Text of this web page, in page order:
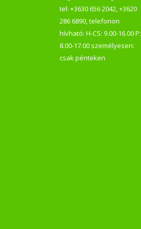
tel: +3630 656 2042, +3620
286 6890, telefonon
hívható: H-CS: 9.00-16.00 P:
8.00-17.00 személyesen:
csak pénteken